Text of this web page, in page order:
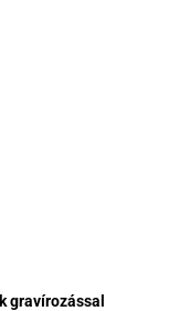
gravírozással